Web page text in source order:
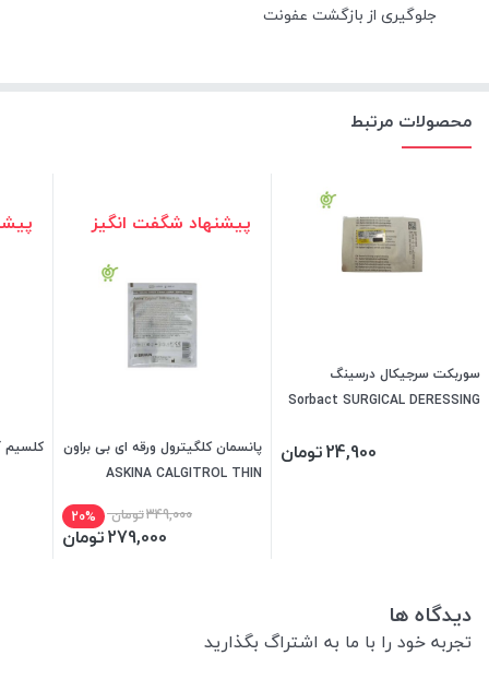
جلوگیری از بازگشت عفونت
محصولات مرتبط
سوربکت سرجیکال درسینگ
Sorbact SURGICAL DERESSING
24,900تومان
پیشنهاد شگفت انگیز
پانسمان کلگیترول ورقه ای بی براون
ASKINA CALGITROL THIN
349,000تومان 20%
279,000تومان
کلسیم
دیدگاه ها
تجربه خود را با ما به اشتراگ بگذارید